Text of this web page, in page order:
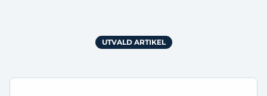
UTVALD ARTIKEL